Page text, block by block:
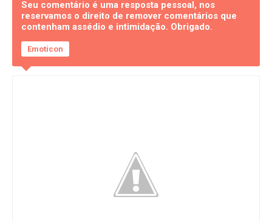
Seu comentário é uma resposta pessoal, nos
reservamos o direito de remover comentários que
contenham assédio e intimidação. Obrigado.
Emoticon